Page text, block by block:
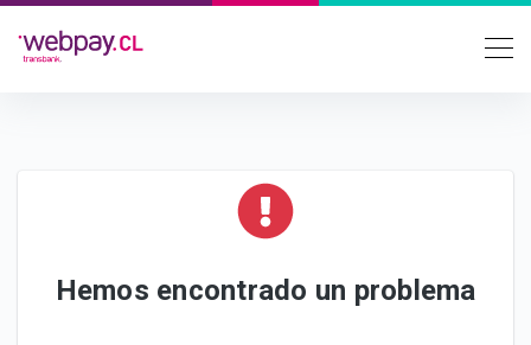
Hemos encontrado un problema